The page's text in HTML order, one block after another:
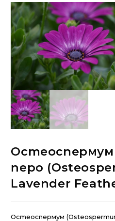
Остеоспермум
перо
Lavender
Ocтeocпepмyм